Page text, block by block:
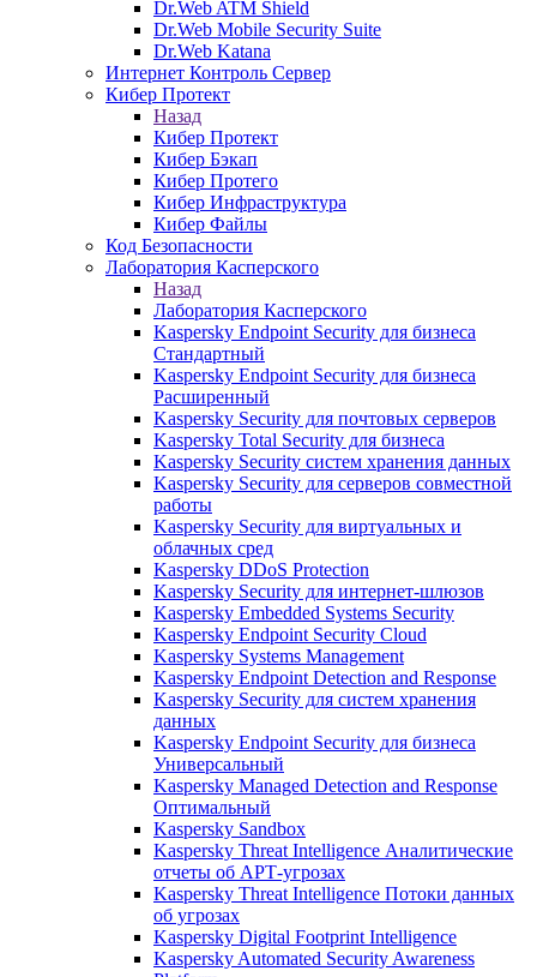
Dr.Web ATM Shield
Dr.Web Mobile Security Suite
Dr.Web Katana
Интернет Контроль Сервер
Кибер Протект
Назад
Кибер Протект
Кибер Бэкап
Кибер Протего
Кибер Инфраструктура
Кибер Файлы
Код Безопасности
Лаборатория Касперского
Назад
Лаборатория Касперского
Kaspersky Endpoint Security для бизнеса
Стандартный
Kaspersky Endpoint Security для бизнеса
Расширенный
Kaspersky Security для почтовых серверов
Kaspersky Total Security для бизнеса
Kaspersky Security систем хранения данных
Kaspersky Security для серверов совместной
работы
Kaspersky Security для виртуальных и
облачных сред
Kaspersky DDoS Protection
Kaspersky Security для интернет-шлюзов
Kaspersky Embedded Systems Security
Kaspersky Endpoint Security Cloud
Kaspersky Systems Management
Kaspersky Endpoint Detection and Response
Kaspersky Security для систем хранения
данных
Kaspersky Endpoint Security для бизнеса
Универсальный
Kaspersky Managed Detection and Response
Оптимальный
Kaspersky Sandbox
Kaspersky Threat Intelligence Аналитические
отчеты об АРТ-угрозах
Kaspersky Threat Intelligence Потоки данных
об угрозах
Kaspersky Digital Footprint Intelligence
Kaspersky Automated Security Awareness